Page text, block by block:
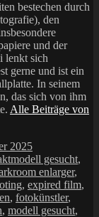
bestechen durch
den
und der
lenkt sich
gerne und ist ein
In seinem
das sich von ihm
Alle Beiträge von
2025Kategorien
gesucht,
enlarger,
, expired film,
, fotokünstler,
, modell gesucht,